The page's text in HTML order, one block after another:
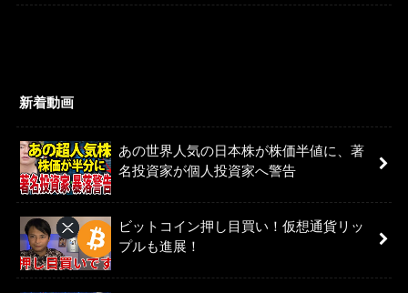
新着動画
あの世界人気の日本株が株価半値に、著
名投資家が個人投資家へ警告
ビットコイン押し目買い！仮想通貨リッ
プルも進展！